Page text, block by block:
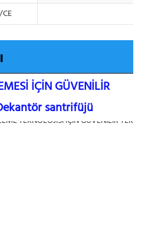
İÇİN GÜVENİLİR
santrifüjü